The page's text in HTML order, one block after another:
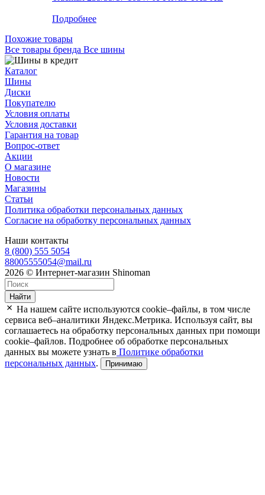
Подробнее
Похожие товары
Все товары бренда Все шины
Каталог
Шины
Диски
Покупателю
Условия оплаты
Условия доставки
Гарантия на товар
Вопрос-ответ
Акции
О магазине
Новости
Магазины
Статьи
Политика обработки персональных данных
Согласие на обработку персональных данных
Наши контакты
8 (800) 555 5054
88005555054@mail.ru
2026 © Интернет-магазин Shinoman
Найти
На нашем сайте используются cookie–файлы, в том числе
сервиса веб–аналитики Яндекс.Метрика. Используя сайт, вы
соглашаетесь на обработку персональных данных при помощи
cookie–файлов. Подробнее об обработке персональных
данных вы можете узнать в Политике обработки
персональных данных. Принимаю